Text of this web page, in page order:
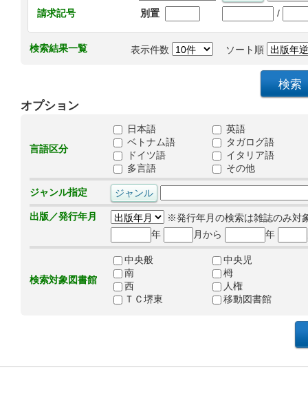
請求記号
別置 /
検索結果一覧 表示件数 ソート順
オプション
言語区分
日本語
英語
ベトナム語
タガログ語
ドイツ語
イタリア語
多言語
その他
ジャンル指定
出版／発行年月
※発行年月の検索は雑誌のみ対
年
月から 年
検索対象図書館
中央般
中央児
南
栂
西
人権
ＴＣ堺東
移動図書館